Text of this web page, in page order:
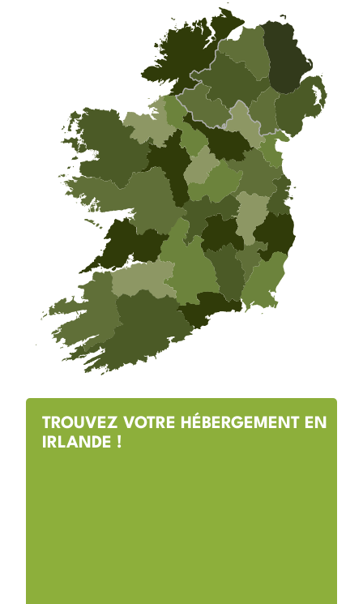
TROUVEZ VOTRE HÉBERGEMENT EN
IRLANDE !